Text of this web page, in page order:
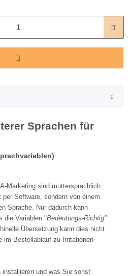
Sprachen für
Marketing sind muttersprachlich
Software, sondern von einem
Sprache. Nur dadurch kann
die Variablen "Bedeutungs-Richtig"
Übersetzung kann dies nicht
im Bestellablauf zu Irritationen
und was Sie sonst